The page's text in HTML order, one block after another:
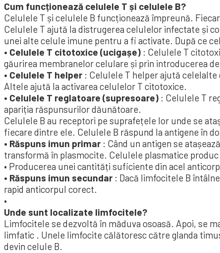
Cum funcționează celulele T și celulele B?
Celulele T și celulele B funcționează împreună.
Celulele T ajută la distrugerea celulelor infectate și
unei alte celule imune pentru a fi activate. După ce
• Celulele T citotoxice (ucigașe) : Celulele T
găurirea membranelor celulare și prin introducerea
• Celulele T helper : Celulele T helper ajută
Altele ajută la activarea celulelor T citotoxice.
• Celulele T reglatoare (supresoare) : Celulele T
apariția răspunsurilor dăunătoare.
Celulele B au receptori pe suprafețele lor unde se
fiecare dintre ele. Celulele B răspund la antigene în
• Răspuns imun primar : Când un antigen se
transformă în plasmocite. Celulele plasmatice
• Producerea unei cantități suficiente din acel
• Răspuns imun secundar : Dacă limfocitele B
rapid anticorpul corect.
•
Unde sunt localizate limfocitele?
Limfocitele se dezvoltă în măduva osoasă. Apoi, se
limfatic . Unele limfocite călătoresc către glanda
devin celule B.